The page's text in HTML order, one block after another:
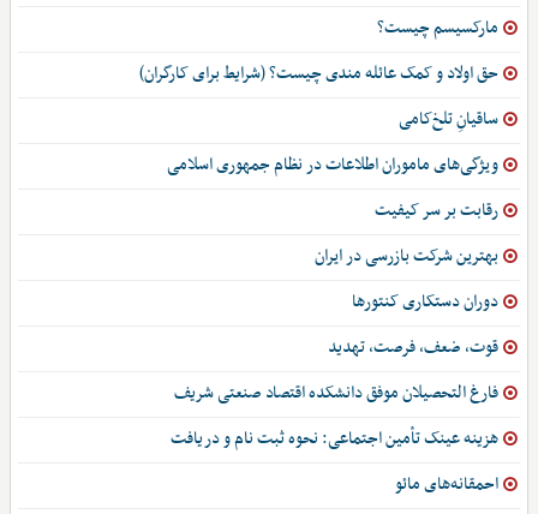
مارکسیسم چیست؟
حق اولاد و کمک عائله مندی چیست؟ (شرایط برای کارگران)
ساقیانِ تلخ‌کامی
ویژگی‌های ماموران اطلاعات در نظام جمهوری اسلامی
رقابت بر سر کیفیت
بهترین شرکت بازرسی در ایران
دوران دستکاری کنتورها
قوت، ضعف، فرصت، تهدید
فارغ التحصیلان موفق دانشکده اقتصاد صنعتی شریف
هزینه عینک تأمین اجتماعی: نحوه ثبت نام و دریافت
احمقانه‌های مائو